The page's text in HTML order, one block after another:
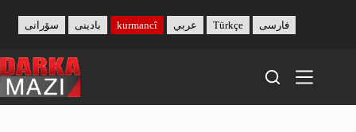
content
بادینی سۆرانی kurmancî عربي Türkçe فارسی